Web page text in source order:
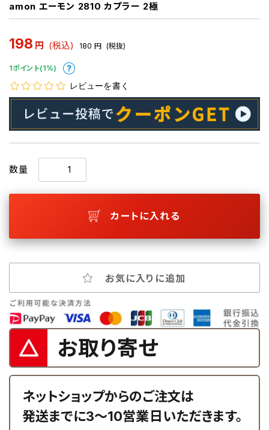
amon エーモン 2810 カプラー 2極
198 円 (税込) 180 円 (税抜)
1ポイント(1%)
レビューを書く
数量
カートに入れる
お気に入りに追加
お取り寄せ
ネットショップからのご注文は
発送までに3～10営業日いただきます。